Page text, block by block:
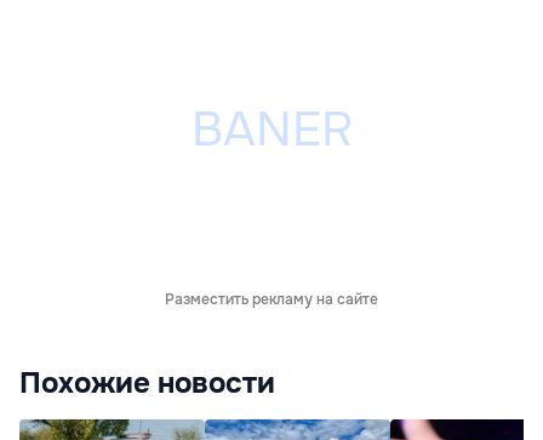
Разместить рекламу на сайте
Похожие новости